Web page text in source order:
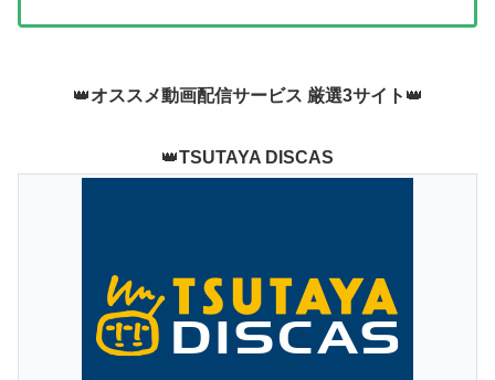
👑オススメ動画配信サービス 厳選3サイト 👑
👑TSUTAYA DISCAS